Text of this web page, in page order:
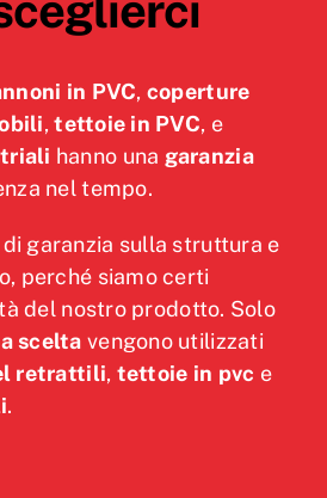
in PVC, coperture
,tettoie in PVC, e
hanno una garanzia
nel tempo.
di garanzia sulla struttura e
perché siamo certi
del nostro prodotto. Solo
scelta vengono utilizzati
retrattili, tettoie in pvc e
.